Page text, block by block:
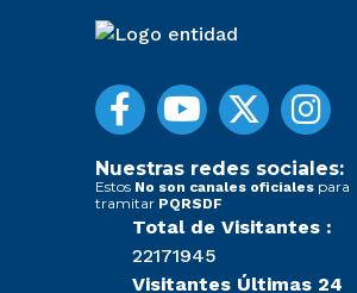
Nuestras redes sociales:
Estos No son canales oficiales para
tramitar PQRSDF
Total de Visitantes :
22171945
Visitantes Últimas 24